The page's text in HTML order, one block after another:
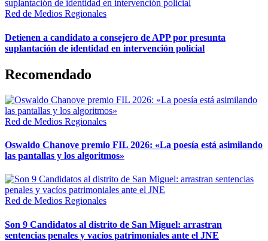
Red de Medios Regionales
Detienen a candidato a consejero de APP por presunta
suplantación de identidad en intervención policial
Recomendado
Red de Medios Regionales
Oswaldo Chanove premio FIL 2026: «La poesía está asimilando
las pantallas y los algoritmos»
Red de Medios Regionales
Son 9 Candidatos al distrito de San Miguel: arrastran
sentencias penales y vacíos patrimoniales ante el JNE